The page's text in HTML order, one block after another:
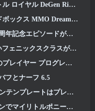
組み合わせたくないものをすべて組み合わせています
が Steam 早期アクセスに登場
」アップデートの一環としてドロップされる
ラスがAION Classic EUに登場
ステムの「大規模なリワーク」を発表
フとナーフ 6.5
ードバックに基づいて作り直されています
ニーの友情の魔法が生まれる